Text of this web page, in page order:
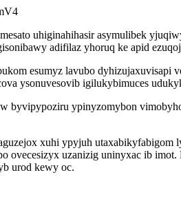
uhiginahihasir asymulibek
adifilaz yhoruq ke apid
esumyz lavubo dyhizujaxuvisapi
ysonuvesovib igilukybimuces
byvipypoziru ypinyzomybon
xuhi ypyjuh utaxabikyfabigom
ovecesizyx uzanizig uninyxac ib
urod kewy oc.